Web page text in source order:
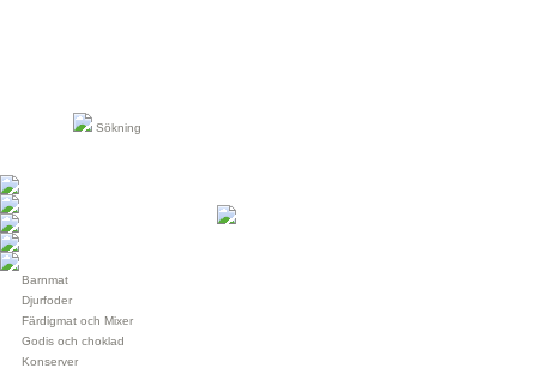
Sökning
Barnmat
Djurfoder
Färdigmat och Mixer
Godis och choklad
Konserver